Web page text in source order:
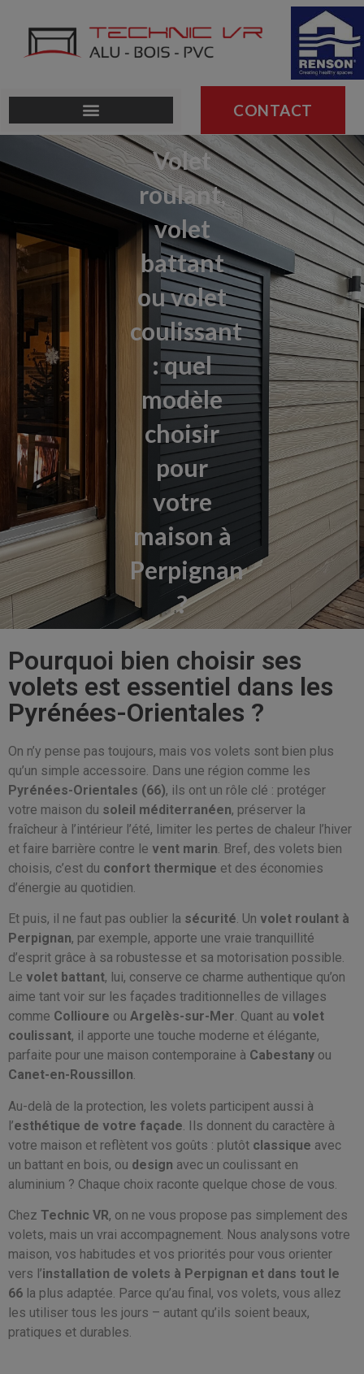
CONTACT
Volet
roulant,
volet
battant
ou volet
coulissant
: quel
modèle
choisir
pour
votre
maison à
Perpignan
?
Pourquoi bien choisir ses
volets est essentiel dans les
Pyrénées-Orientales ?
On n’y pense pas toujours, mais vos volets sont bien plus
qu’un simple accessoire. Dans une région comme les
Pyrénées-Orientales (66), ils ont un rôle clé : protéger
votre maison du soleil méditerranéen, préserver la
fraîcheur à l’intérieur l’été, limiter les pertes de chaleur l’hiver
et faire barrière contre le vent marin. Bref, des volets bien
choisis, c’est du confort thermique et des économies
d’énergie au quotidien.
Et puis, il ne faut pas oublier la sécurité. Un volet roulant à
Perpignan, par exemple, apporte une vraie tranquillité
d’esprit grâce à sa robustesse et sa motorisation possible.
Le volet battant, lui, conserve ce charme authentique qu’on
aime tant voir sur les façades traditionnelles de villages
comme Collioure ou Argelès-sur-Mer. Quant au volet
coulissant, il apporte une touche moderne et élégante,
parfaite pour une maison contemporaine à Cabestany ou
Canet-en-Roussillon.
Au-delà de la protection, les volets participent aussi à
l’esthétique de votre façade. Ils donnent du caractère à
votre maison et reflètent vos goûts : plutôt classique avec
un battant en bois, ou design avec un coulissant en
aluminium ? Chaque choix raconte quelque chose de vous.
Chez Technic VR, on ne vous propose pas simplement des
volets, mais un vrai accompagnement. Nous analysons votre
maison, vos habitudes et vos priorités pour vous orienter
vers l’installation de volets à Perpignan et dans tout le
66 la plus adaptée. Parce qu’au final, vos volets, vous allez
les utiliser tous les jours – autant qu’ils soient beaux,
pratiques et durables.